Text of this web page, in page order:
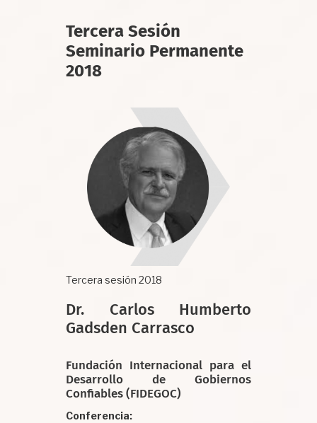
Tercera Sesión
Seminario Permanente
2018
Tercera sesión 2018
Dr. Carlos Humberto
Gadsden Carrasco
Fundación Internacional para el
Desarrollo de Gobiernos
Confiables (FIDEGOC)
Conferencia